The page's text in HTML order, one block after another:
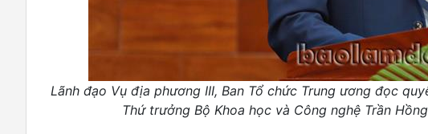
Lãnh đạo Vụ địa phương III, Ban Tổ chức Trung ương đọc
Thứ trưởng Bộ Khoa học và Công nghệ Trần